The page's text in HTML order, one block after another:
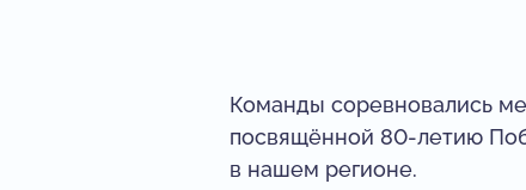
Команды соревновались
посвящённой 80-летию
в нашем регионе.